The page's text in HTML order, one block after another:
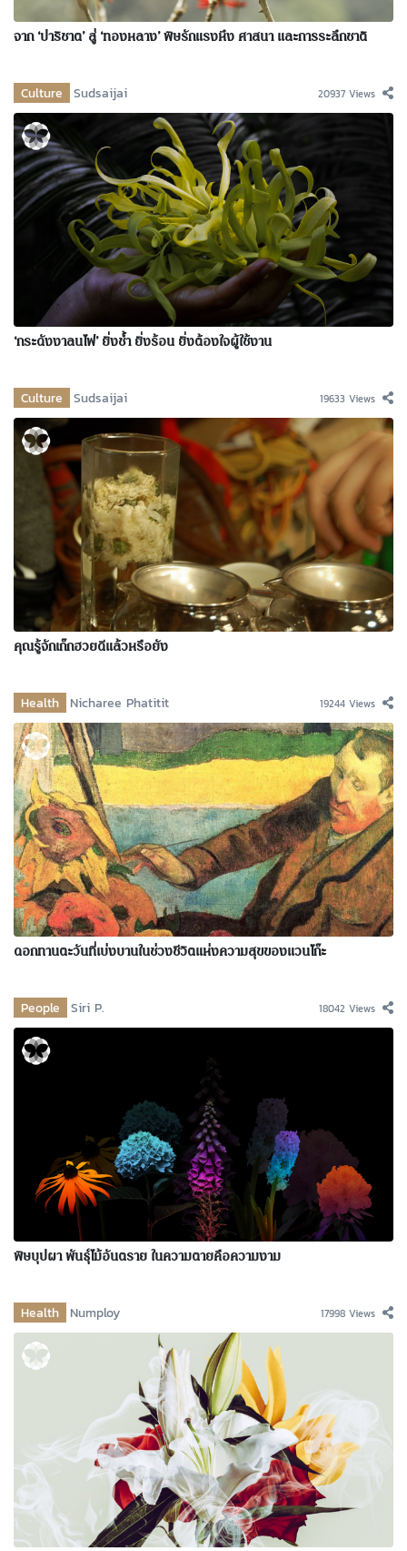
จาก ‘ปาริชาต’ สู่ ‘ทองหลาง’ พิษรักแรงหึง ศาสนา และการระลึกชาติ
Culture Sudsaijai 20937 Views
‘กระดังงาลนไฟ’ ยิ่งช้ำ ยิ่งร้อน ยิ่งต้องใจผู้ใช้งาน
Culture Sudsaijai 19633 Views
คุณรู้จักเก๊กฮวยดีแล้วหรือยัง
Health Nicharee Phatitit 19244 Views
ดอกทานตะวันที่เบ่งบานในช่วงชีวิตแห่งความสุขของแวนโก๊ะ
People Siri P. 18042 Views
พิษบุปผา พันธุ์ไม้อันตราย ในความตายคือความงาม
Health Numploy 17998 Views